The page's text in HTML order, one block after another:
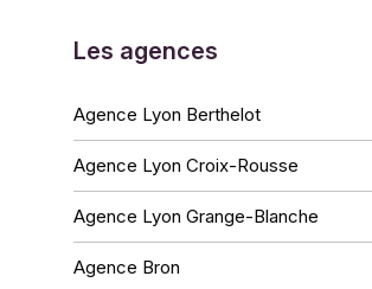
Les agences
Agence Lyon Berthelot
Agence Lyon Croix-Rousse
Agence Lyon Grange-Blanche
Agence Bron